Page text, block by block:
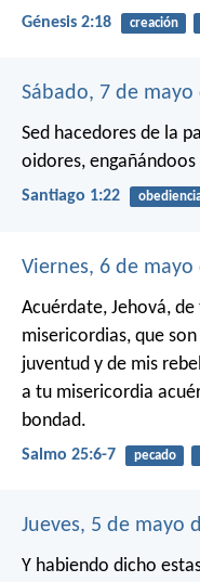
Génesis 2:18 creación
Sábado, 7 de mayo
Sed hacedores de la
oidores,
Santiago 1:22
Viernes, 6 de mayo
Acuérdate, Jehová,
misericordias, que
juventud y de mis
a tu misericordia
bondad.
Salmo 25:6-7 pecado
Jueves, 5 de mayo
Y habiendo dicho